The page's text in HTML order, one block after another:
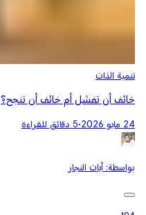
تنمية الذات
خائف أن تفشل أم خائف أن تنجح؟
24 مايو 2026 •5 دقائق للقراءة
بواسطة: آيات النجار